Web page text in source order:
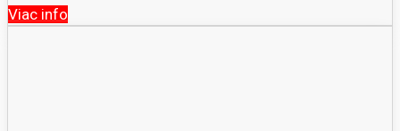
Viac info